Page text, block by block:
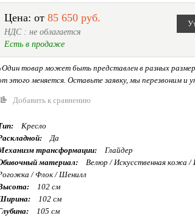
Цена: от 85 650 руб.
НДС : не облагается
Есть в продаже
товар может быть представлен в разных
этого меняется. Оставьте заявку, мы перезвоним и
Добавить к сравнению
Кресло
Да
трансформации:
Глайдер
материал:
Велюр / Искуcственная кожа /
/ Флок / Шенилл
102 см
102 см
105 см